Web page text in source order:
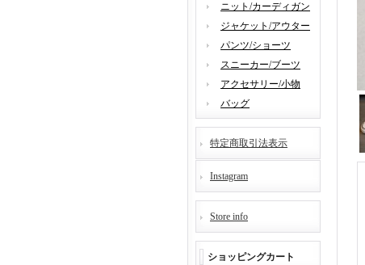
ニット/カーディガン
ジャケット/アウター
パンツ/ショーツ
スニーカー/ブーツ
アクセサリー/小物
バッグ
特定商取引法表示
Instagram
Store info
ショッピングカート